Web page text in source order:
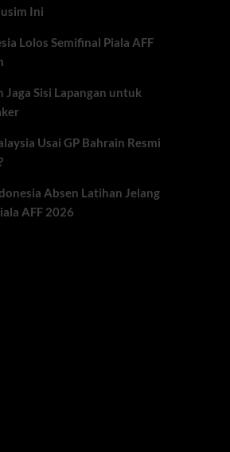
Ini
Lolos Semifinal Piala AFF
Sisi Lapangan untuk
Usai GP Bahrain Resmi
Absen Latihan Jelang
AFF 2026